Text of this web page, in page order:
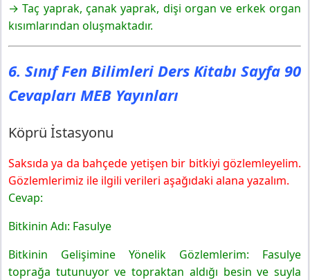
→ Taç yaprak, çanak yaprak, dişi organ ve erkek organ
kısımlarından oluşmaktadır.
6. Sınıf Fen Bilimleri Ders Kitabı Sayfa 90
Cevapları MEB Yayınları
Köprü İstasyonu
Saksıda ya da bahçede yetişen bir bitkiyi gözlemleyelim.
Gözlemlerimiz ile ilgili verileri aşağıdaki alana yazalım.
Cevap:
Bitkinin Adı: Fasulye
Bitkinin Gelişimine Yönelik Gözlemlerim: Fasulye
toprağa tutunuyor ve topraktan aldığı besin ve suyla